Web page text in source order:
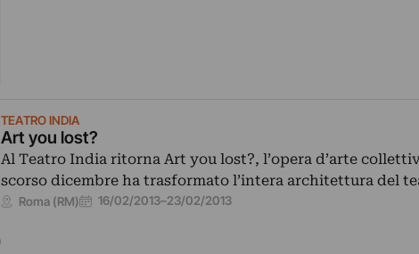
TEATRO INDIA
Art you lost?
Al Teatro India ritorna Art you lost?, l’opera d’arte
scorso dicembre ha trasformato l’intera architettura del
Roma (RM) 16/02/2013–23/02/2013